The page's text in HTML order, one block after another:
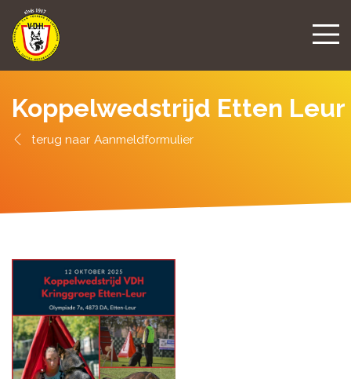
Koppelwedstrijd Etten Leur
Aanmeldformulier